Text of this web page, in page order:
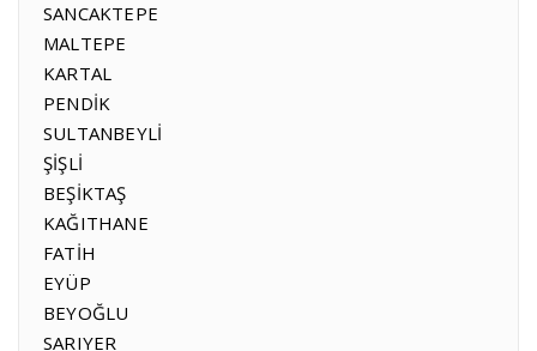
SANCAKTEPE
MALTEPE
KARTAL
PENDİK
SULTANBEYLİ
ŞİŞLİ
BEŞİKTAŞ
KAĞITHANE
FATİH
EYÜP
BEYOĞLU
SARIYER